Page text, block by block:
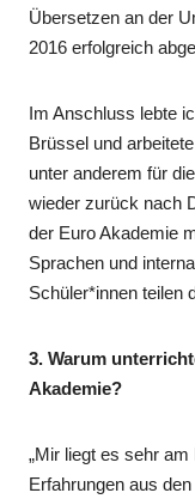
Übersetzen an der
2016 erfolgreich
Im Anschluss lebte
Brüssel und
unter anderem für
wieder zurück nach
der Euro Akademie
Sprachen und
Schüler*innen teilen
3. Warum
Akademie?
„Mir liegt es sehr
Erfahrungen aus